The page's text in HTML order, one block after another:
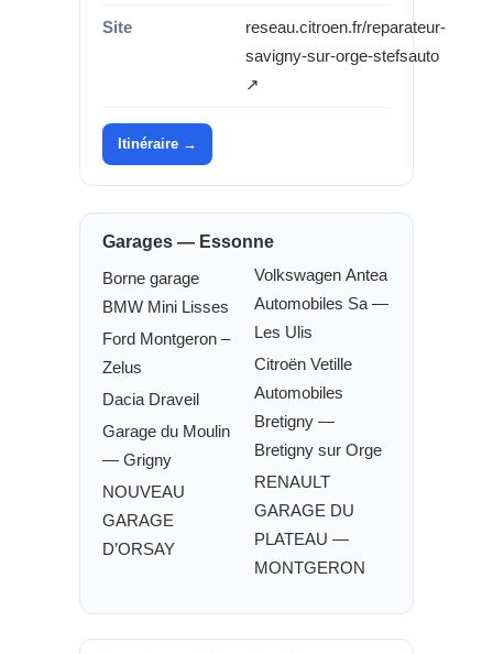
Site
reseau.citroen.fr/reparateur-
savigny-sur-orge-stefsauto
↗
Itinéraire →
Garages — Essonne
Borne garage
BMW Mini Lisses
Ford Montgeron –
Zelus
Dacia Draveil
Garage du Moulin
— Grigny
NOUVEAU
GARAGE
D’ORSAY
Volkswagen Antea
Automobiles Sa —
Les Ulis
Citroën Vetille
Automobiles
Bretigny —
Bretigny sur Orge
RENAULT
GARAGE DU
PLATEAU —
MONTGERON